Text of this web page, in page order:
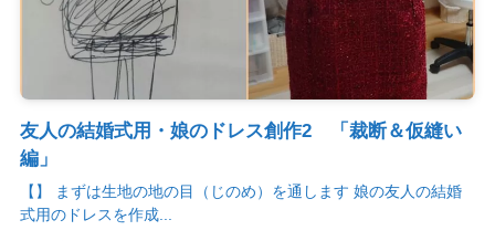
友人の結婚式用・娘のドレス創作2 「裁断＆仮縫い
編」
【】 まずは生地の地の目（じのめ）を通します 娘の友人の結婚
式用のドレスを作成...